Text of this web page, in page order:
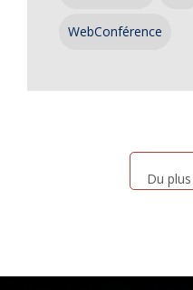
WebConférence
Du